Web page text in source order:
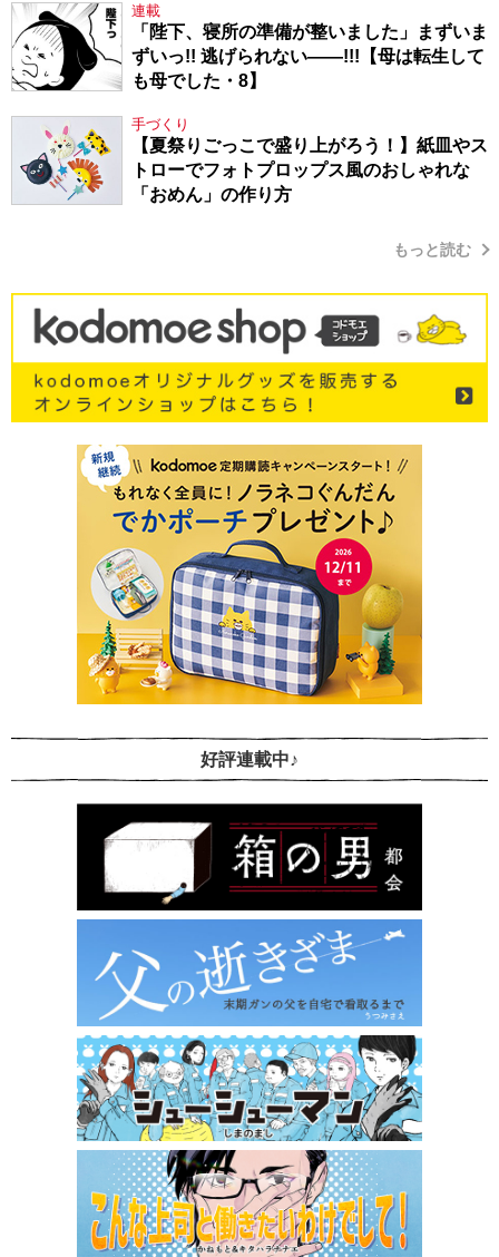
連載
「陛下、寝所の準備が整いました」まずいま
ずいっ!! 逃げられない――!!!【母は転生して
も母でした・8】
手づくり
【夏祭りごっこで盛り上がろう！】紙皿やス
トローでフォトプロップス風のおしゃれな
「おめん」の作り方
もっと読む
好評連載中♪